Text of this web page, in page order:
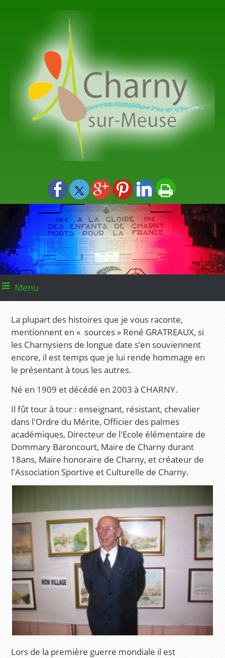
Menu
La plupart des histoires que je vous raconte,
mentionnent en « sources » René GRATREAUX, si
les Charnysiens de longue date s’en souviennent
encore, il est temps que je lui rende hommage en
le présentant à tous les autres.
Né en 1909 et décédé en 2003 à CHARNY.
Il fût tour à tour : enseignant, résistant, chevalier
dans l'Ordre du Mérite, Officier des palmes
académiques, Directeur de l'Ecole élémentaire de
Dommary Baroncourt, Maire de Charny durant
18ans, Maire honoraire de Charny, et créateur de
l'Association Sportive et Culturelle de Charny.
Lors de la première guerre mondiale il est